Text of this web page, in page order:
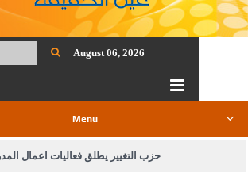
August 06, 2026
Menu
حزب التغيير يطلق فعاليات اعمال